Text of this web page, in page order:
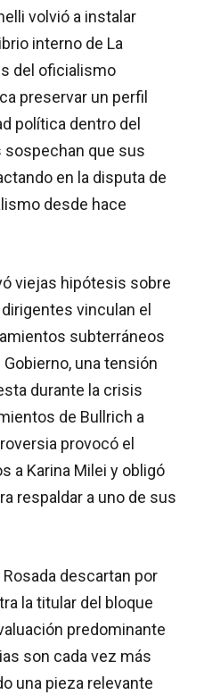
volvió a instalar
interno de La
del oficialismo
preservar un perfil
política dentro del
sospechan que sus
en la disputa de
desde hace
viejas hipótesis sobre
vinculan el
subterráneos
una tensión
durante la crisis
de Bullrich a
provocó el
a Karina Milei y obligó
respaldar a uno de sus
descartan por
la titular del bloque
predominante
son cada vez más
una pieza relevante